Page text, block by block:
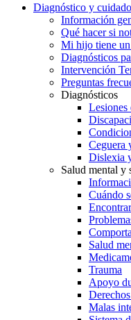
Diagnóstico y
Información
Qué hacer si
Mi hijo tiene
Diagnósticos
Intervención
Preguntas
Diagnósticos
Lesiones
Ceguera
Dislexia
Salud mental y
Cuándo
Salud
Trauma
Apoyo
Malas